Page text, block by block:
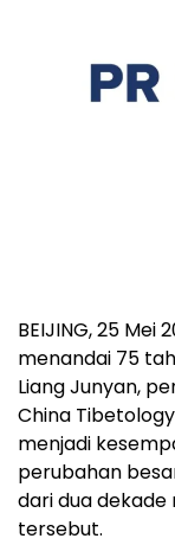
BEIJING, 25 Mei
menandai 75
Liang Junyan,
China
menjadi
perubahan
dari dua
tersebut.